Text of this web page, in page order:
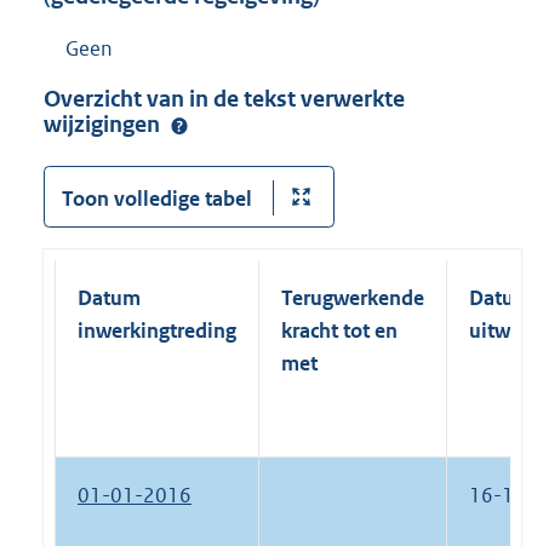
Geen
Overzicht van in de tekst verwerkte
wijzigingen
Toon volledige tabel
Datum
inwerkingtreding
Terugwerkende
kracht tot en
met
Datum
01-01-2016 16-11-